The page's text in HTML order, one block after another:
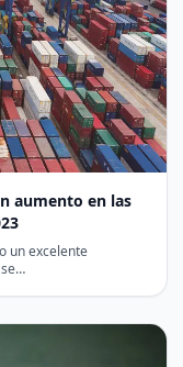
aumento en las
un excelente
se…